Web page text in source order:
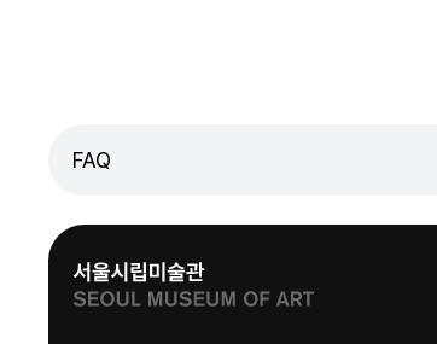
FAQ